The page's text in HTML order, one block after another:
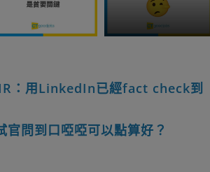
：用LinkedIn已經fact check到
問到口啞啞可以點算好？